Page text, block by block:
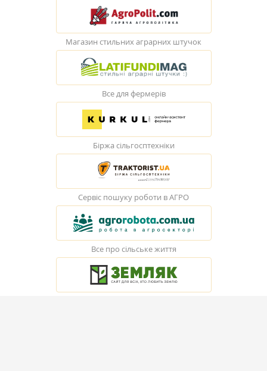
Магазин стильних аграрних штучок
Все для фермерів
Біржа сільгосптехніки
Сервіс пошуку роботи в АГРО
Все про сільське життя